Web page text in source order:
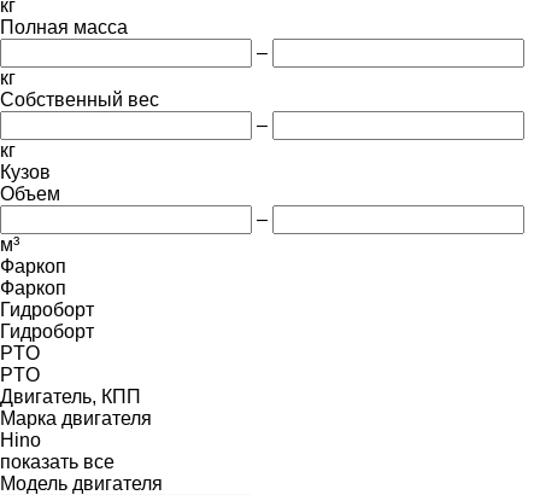
кг
Полная масса
–
кг
Собственный вес
–
кг
Кузов
Объем
–
м³
Фаркоп
Фаркоп
Гидроборт
Гидроборт
PTO
PTO
Двигатель, КПП
Марка двигателя
Hino
показать все
Модель двигателя